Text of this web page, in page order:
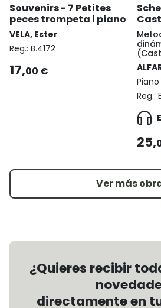
Souvenirs - 7 Petites
peces trompeta i piano
VELA, Ester
Reg.: B.4172
17,00 €
Piano
Reg.:
25,
Ver más
¿Quieres recibir
directamente en